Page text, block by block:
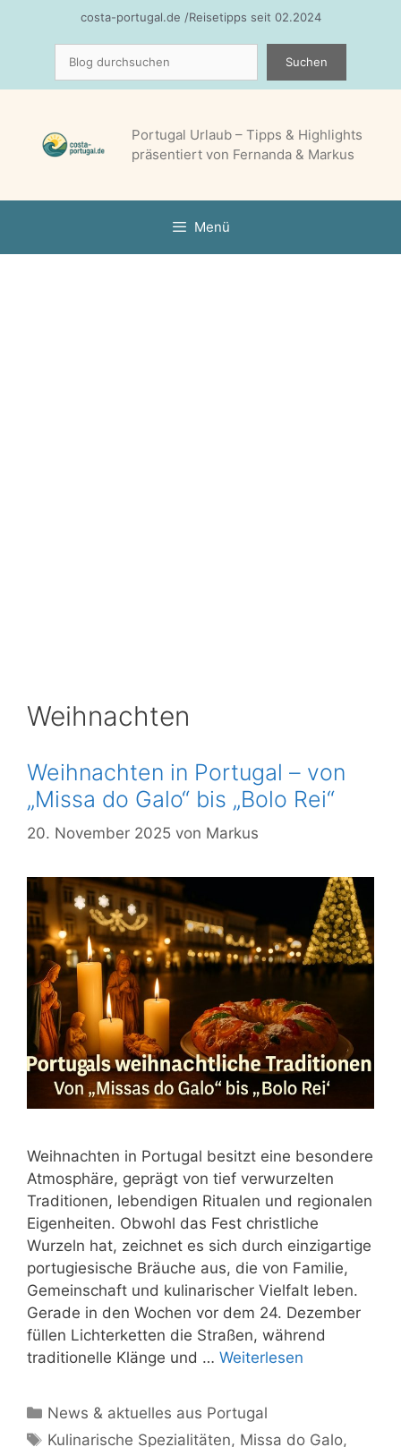
costa-portugal.de /Reisetipps seit 02.2024
Suchen
Portugal Urlaub – Tipps & Highlights
präsentiert von Fernanda & Markus
Menü
Weihnachten
Weihnachten in Portugal – von
„Missa do Galo“ bis „Bolo Rei“
20. November 2025 von Markus
Weihnachten in Portugal besitzt eine besondere
Atmosphäre, geprägt von tief verwurzelten
Traditionen, lebendigen Ritualen und regionalen
Eigenheiten. Obwohl das Fest christliche
Wurzeln hat, zeichnet es sich durch einzigartige
portugiesische Bräuche aus, die von Familie,
Gemeinschaft und kulinarischer Vielfalt leben.
Gerade in den Wochen vor dem 24. Dezember
füllen Lichterketten die Straßen, während
traditionelle Klänge und … Weiterlesen
Kategorien
News & aktuelles aus Portugal
Schlagwörter
Kulinarische Spezialitäten, Missa do Galo,